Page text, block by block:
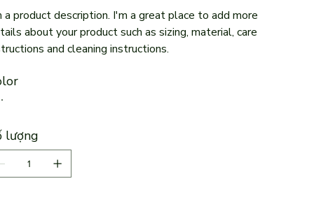
a product description. I'm a great place to add more
about your product such as sizing, material, care
and cleaning instructions.
lượng